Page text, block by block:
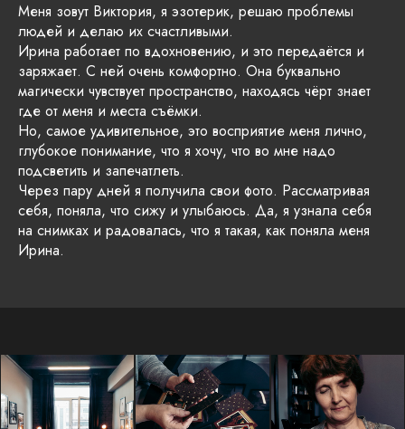
Меня зовут Виктория, я эзотерик, решаю проблемы
людей и делаю их счастливыми.
Ирина работает по вдохновению, и это передаётся и
заряжает. С ней очень комфортно. Она буквально
магически чувствует пространство, находясь чёрт знает
где от меня и места съёмки.
Но, самое удивительное, это восприятие меня лично,
глубокое понимание, что я хочу, что во мне надо
подсветить и запечатлеть.
Через пару дней я получила свои фото. Рассматривая
себя, поняла, что сижу и улыбаюсь. Да, я узнала себя
на снимках и радовалась, что я такая, как поняла меня
Ирина.